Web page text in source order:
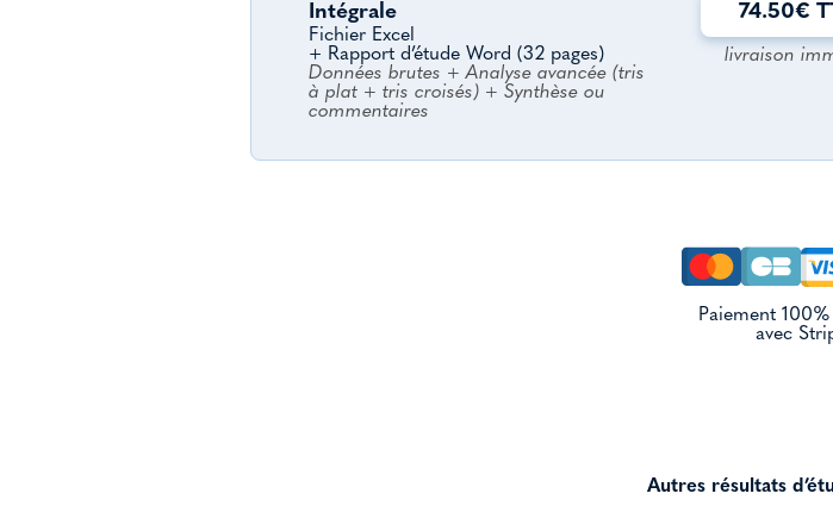
Intégrale
Fichier Excel
+ Rapport d’étude Word (32 pages)
Données brutes + Analyse avancée (tris
à plat + tris croisés) + Synthèse ou
commentaires
74.50€
livraison
Paiement
avec
Autres résultats